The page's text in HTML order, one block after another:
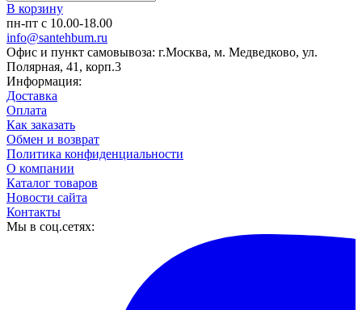
В корзину
пн-пт с 10.00-18.00
info@santehbum.ru
Офис и пункт самовывоза: г.Москва, м. Медведково, ул.
Полярная, 41, корп.3
Информация:
Доставка
Оплата
Как заказать
Обмен и возврат
Политика конфиденциальности
О компании
Каталог товаров
Новости сайта
Контакты
Мы в соц.сетях: